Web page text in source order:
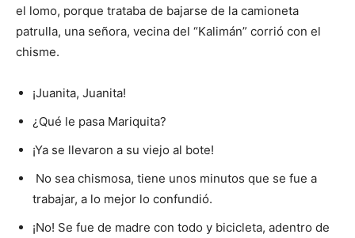
el lomo, porque trataba de bajarse de la camioneta
patrulla, una señora, vecina del “Kalimán” corrió con el
chisme.
¡Juanita, Juanita!
¿Qué le pasa Mariquita?
¡Ya se llevaron a su viejo al bote!
No sea chismosa, tiene unos minutos que se fue a
trabajar, a lo mejor lo confundió.
¡No! Se fue de madre con todo y bicicleta, adentro de